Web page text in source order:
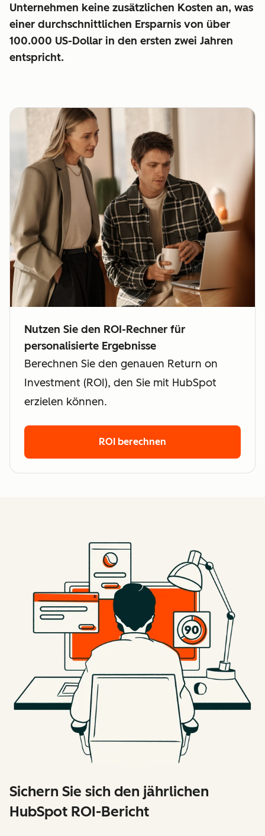
Unternehmen keine zusätzlichen Kosten an, was
einer durchschnittlichen Ersparnis von über
100.000 US-Dollar in den ersten zwei Jahren
entspricht.
Nutzen Sie den ROI-Rechner für
personalisierte Ergebnisse
Berechnen Sie den genauen Return on
Investment (ROI), den Sie mit HubSpot
erzielen können.
ROI berechnen
Sichern Sie sich den jährlichen
HubSpot ROI-Bericht